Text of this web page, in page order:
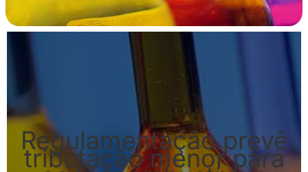
Regulamentação prevê
tributação menor para